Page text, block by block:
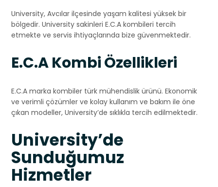
University, Avcılar ilçesinde yaşam kalitesi yüksek bir
bölgedir. University sakinleri E.C.A kombileri tercih
etmekte ve servis ihtiyaçlarında bize güvenmektedir.
E.C.A Kombi Özellikleri
E.C.A marka kombiler türk mühendislik ürünü. Ekonomik
ve verimli çözümler ve kolay kullanım ve bakım ile öne
çıkan modeller, University’de sıklıkla tercih edilmektedir.
University’de
Sunduğumuz
Hizmetler